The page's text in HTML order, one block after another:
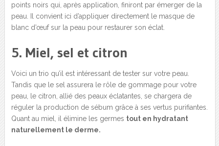
points noirs qui, après application, finiront par émerger de la
peau. Il convient ici d’appliquer directement le masque de
blanc d’œuf sur la peau pour restaurer son éclat.
5. Miel, sel et citron
Voici un trio qu’il est intéressant de tester sur votre peau.
Tandis que le sel assurera le rôle de gommage pour votre
peau, le citron, allié des peaux éclatantes, se chargera de
réguler la production de sébum grâce à ses vertus purifiantes.
Quant au miel, il élimine les germes tout en hydratant
naturellement le derme.